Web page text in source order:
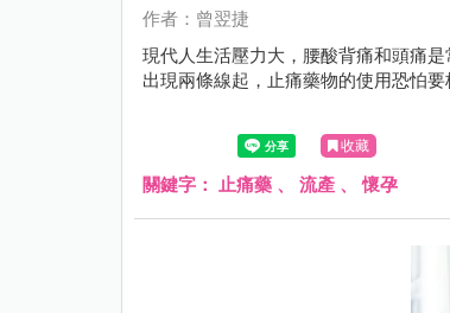
作者：曾翌捷
現代人生活壓力大，腰酸背痛和頭痛
出現兩條線起，止痛藥物的使用恐怕要
收藏
關鍵字： 止痛藥 、 流產 、懷孕